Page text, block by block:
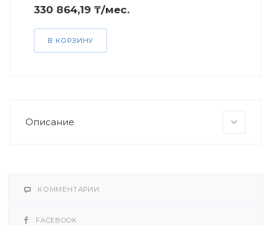
330 864,19 ₸/мес.
В КОРЗИНУ
Описание
КОММЕНТАРИИ
FACEBOOK